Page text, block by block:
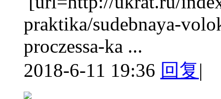
praktika/sudebnaya-
proczessa-ka ...
2018-6-11 19:36 回复|